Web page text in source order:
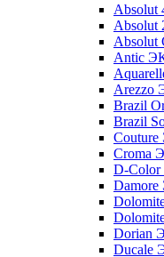
Absolut
Absolut
Antic
Brazil
Brazil
D-
Dorian
Ducale